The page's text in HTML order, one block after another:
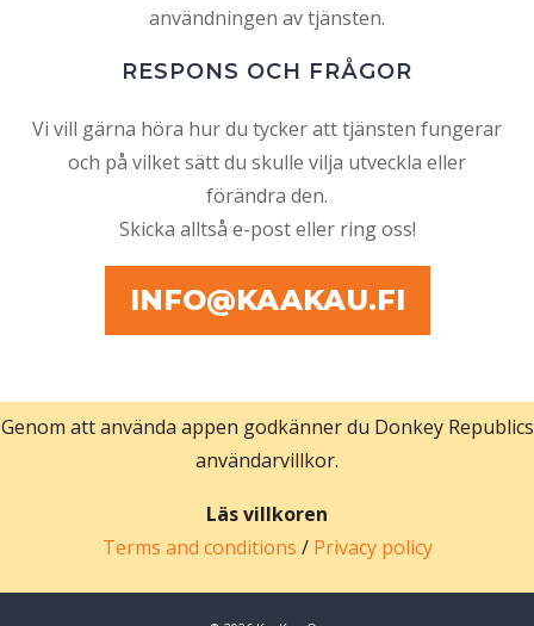
användningen av tjänsten.
RESPONS OCH FRÅGOR
Vi vill gärna höra hur du tycker att tjänsten fungerar
och på vilket sätt du skulle vilja utveckla eller
förändra den.
Skicka alltså e-post eller ring oss!
INFO@KAAKAU.FI
Genom att använda appen godkänner du Donkey Republics
användarvillkor.
Läs villkoren
Terms and conditions / Privacy policy